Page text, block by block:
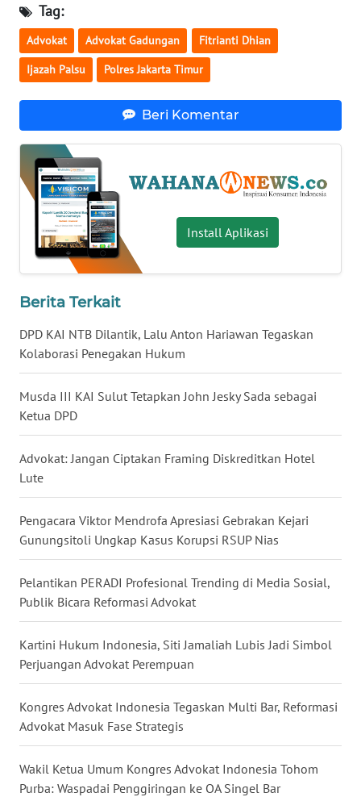
Tag:
Advokat Advokat Gadungan Fitrianti Dhian
Ijazah Palsu Polres Jakarta Timur
Beri Komentar
Install Aplikasi
Berita Terkait
DPD KAI NTB Dilantik, Lalu Anton Hariawan Tegaskan
Kolaborasi Penegakan Hukum
Musda III KAI Sulut Tetapkan John Jesky Sada sebagai
Ketua DPD
Advokat: Jangan Ciptakan Framing Diskreditkan Hotel
Lute
Pengacara Viktor Mendrofa Apresiasi Gebrakan Kejari
Gunungsitoli Ungkap Kasus Korupsi RSUP Nias
Pelantikan PERADI Profesional Trending di Media Sosial,
Publik Bicara Reformasi Advokat
Kartini Hukum Indonesia, Siti Jamaliah Lubis Jadi Simbol
Perjuangan Advokat Perempuan
Kongres Advokat Indonesia Tegaskan Multi Bar, Reformasi
Advokat Masuk Fase Strategis
Wakil Ketua Umum Kongres Advokat Indonesia Tohom
Purba: Waspadai Penggiringan ke OA Singel Bar
TOBA
WN
NIAS
WN
TAPANULI
SELATAN
WN
TANJUNG
WN
KARO
WN
SIMALUNGUN
WN
LABUHANBATU
TAPANULI
TENGAH
WN DELI
SERDANG
WN
TEBING
TINGGI
WN
PAKPAK
WN